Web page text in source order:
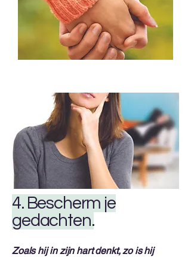
4. Bescherm je
gedachten.
Zoals hij in zijn hart denkt, zo is hij